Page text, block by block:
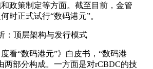
政策制定等方面。截至目前，金管
时正式试行“数码港元”。
：顶层架构与发行模式
看“数码港元”》白皮书，“数码港
两部分构成。一方面是对rCBDC的技